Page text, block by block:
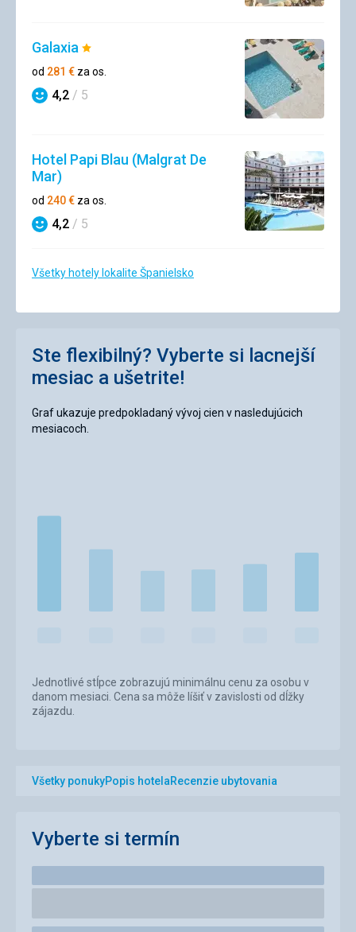
GalaxiaHodnotenie:
1/5
od 281 € za os.
Hodnotenie
4,2 / 5
Hotel Papi Blau (Malgrat De
Mar)
od 240€ za os.
Hodnotenie
4,2 / 5
Všetky hotely lokalite Španielsko
Ste flexibilný? Vyberte si lacnejší
mesiac a ušetrite!
Graf ukazuje predpokladaný vývoj cien v nasledujúcich
mesiacoch.
Jednotlivé stĺpce zobrazujú minimálnu cenu za osobu v
danom mesiaci. Cena sa môže líšiť v zavislosti od dĺžky
zájazdu.
Všetky ponukyPopis hotelaRecenzie ubytovania
Vyberte si termín